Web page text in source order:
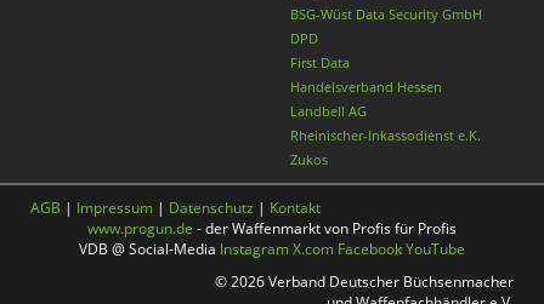
BSG-Wüst Data Security GmbH
DPD
First Data
Handelsverband Hessen
Landbell AG
Rheinischer-Inkassodienst e.K.
Zukos
AGB | Impressum | Datenschutz | Kontakt
www.progun.de - der Waffenmarkt von Profis für Profis
VDB @ Social-Media InstagramX.com FacebookYouTube
© 2026 Verband Deutscher Büchsenmacher